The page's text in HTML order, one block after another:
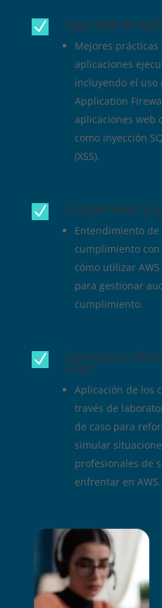
N Seguridad de
Mejores
aplicaciones
incluyendo el uso
Application
aplicaciones web
como inyección
(XSS).
N Cumplimiento y
Entendimiento de
cumplimiento
cómo utilizar
para gestionar
cumplimiento.
N Laboratorios
Caso:
Aplicación de los
través de
de caso para
simular
profesionales de
enfrentar en AWS.